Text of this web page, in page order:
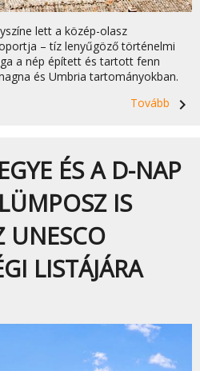
lett a közép-olasz
– tíz lenyűgöző történelmi
a nép épített és tartott fenn
és Umbria tartományokban.
Tovább
navigate_next
ÉS A D-NAP
IS
UNESCO
LISTÁJÁRA